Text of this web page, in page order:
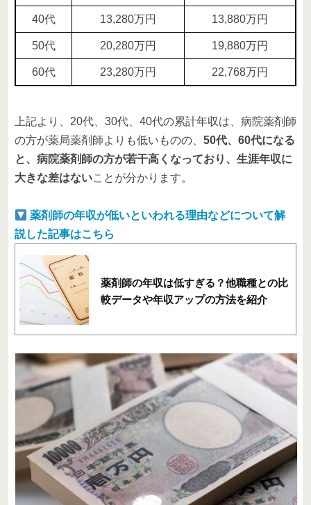
40代 13,280万円 13,880万円
50代 20,280万円 19,880万円
60代 23,280万円 22,768万円
上記より、20代、30代、40代の累計年収は、病院薬剤師
の方が薬局薬剤師よりも低いものの、 50代、60代になる
と、病院薬剤師の方が若干高くなっており、生涯年収に
大きな差はないことが分かります。
薬剤師の年収が低いといわれる理由などについて解
説した記事はこちら
薬剤師の年収は低すぎる？他職種との比
較データや年収アップの方法を紹介